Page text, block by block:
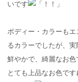
いです
ボディー・カラーも
るカラーでしたが、
鮮やかで、綺麗なお色
とても上品なお色で